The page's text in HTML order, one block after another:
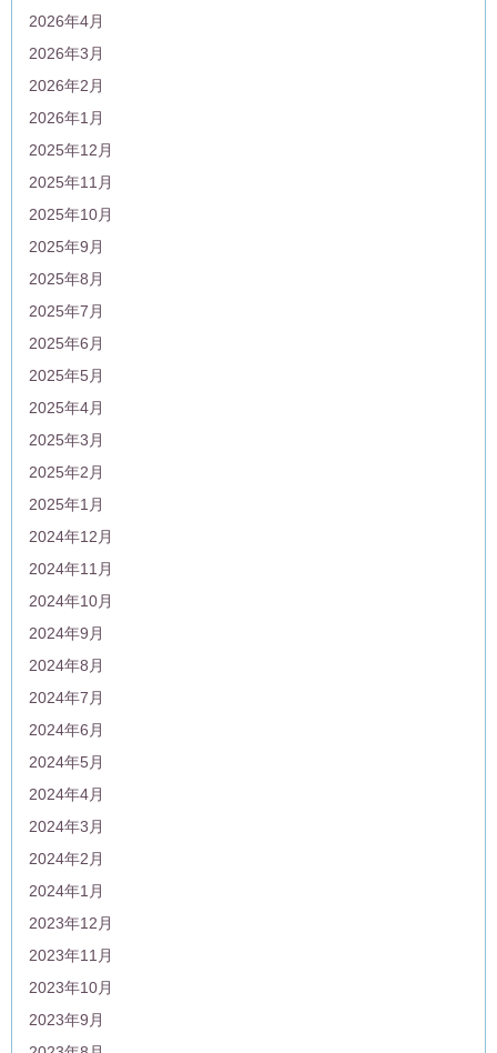
2026年4月
2026年3月
2026年2月
2026年1月
2025年12月
2025年11月
2025年10月
2025年9月
2025年8月
2025年7月
2025年6月
2025年5月
2025年4月
2025年3月
2025年2月
2025年1月
2024年12月
2024年11月
2024年10月
2024年9月
2024年8月
2024年7月
2024年6月
2024年5月
2024年4月
2024年3月
2024年2月
2024年1月
2023年12月
2023年11月
2023年10月
2023年9月